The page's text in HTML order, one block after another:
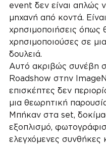
event δεν είναι απλώς
μηχανή από κοντά.
χρησιμοποιήσεις όπως
χρησιμοποιούσες σε
δουλειά.
Αυτό ακριβώς συνέβη
Roadshow στην
επισκέπτες δεν
μια θεωρητική
Μπήκαν στα set,
εξοπλισμό,
ελεγχόμενες συνθήκες